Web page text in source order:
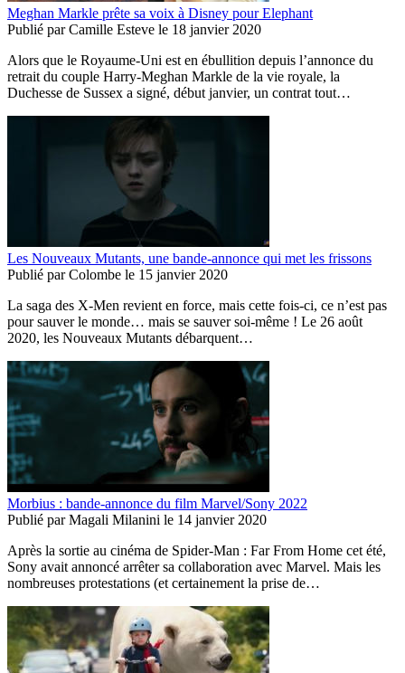
Meghan Markle prête sa voix à Disney pour Elephant
Publié parCamille Esteve le 18 janvier 2020
Alors que le Royaume-Uni est en ébullition depuis l’annonce du
retrait du couple Harry-Meghan Markle de la vie royale, la
Duchesse de Sussex a signé, début janvier, un contrat tout…
Les Nouveaux Mutants, une bande-annonce qui met les frissons
Publié parColombe le 15 janvier 2020
La saga des X-Men revient en force, mais cette fois-ci, ce n’est pas
pour sauver le monde… mais se sauver soi-même ! Le 26 août
2020, les Nouveaux Mutants débarquent…
Morbius : bande-annonce du film Marvel/Sony 2022
Publié parMagali Milanini le 14 janvier 2020
Après la sortie au cinéma de Spider-Man : Far From Home cet été,
Sony avait annoncé arrêter sa collaboration avec Marvel. Mais les
nombreuses protestations (et certainement la prise de…